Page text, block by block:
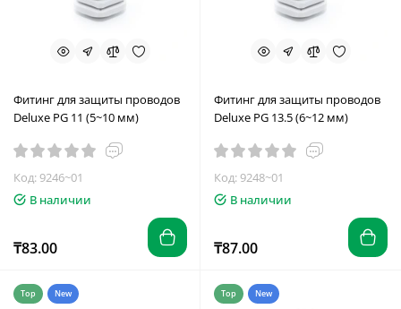
Фитинг для защиты проводов
Deluxe PG 11 (5~10 мм)
Код: 9246~01
В наличии
₸83.00
Фитинг для защиты проводов
Deluxe PG 13.5 (6~12 мм)
Код: 9248~01
В наличии
₸87.00
Top New Top New